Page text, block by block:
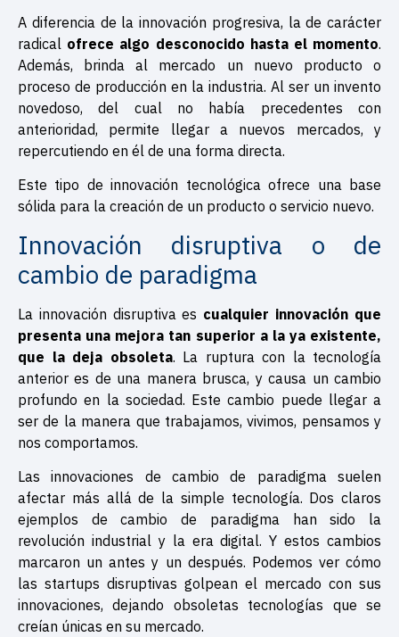
A diferencia de la innovación progresiva, la de carácter
radical ofrece algo desconocido hasta el momento.
Además, brinda al mercado un nuevo producto o
proceso de producción en la industria. Al ser un invento
novedoso, del cual no había precedentes con
anterioridad, permite llegar a nuevos mercados, y
repercutiendo en él de una forma directa.
Este tipo de innovación tecnológica ofrece una base
sólida para la creación de un producto o servicio nuevo.
Innovación disruptiva o de
cambio de paradigma
La innovación disruptiva es cualquier innovación que
presenta una mejora tan superior a la ya existente,
que la deja obsoleta. La ruptura con la tecnología
anterior es de una manera brusca, y causa un cambio
profundo en la sociedad. Este cambio puede llegar a
ser de la manera que trabajamos, vivimos, pensamos y
nos comportamos.
Las innovaciones de cambio de paradigma suelen
afectar más allá de la simple tecnología. Dos claros
ejemplos de cambio de paradigma han sido la
revolución industrial y la era digital. Y estos cambios
marcaron un antes y un después. Podemos ver cómo
las startups disruptivas golpean el mercado con sus
innovaciones, dejando obsoletas tecnologías que se
creían únicas en su mercado.